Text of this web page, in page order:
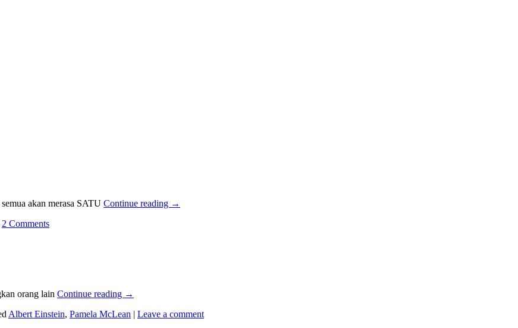
akan merasa SATU Continue reading →
2 Comments
orang lain Continue reading →
Albert Einstein, Pamela McLean | Leave a comment